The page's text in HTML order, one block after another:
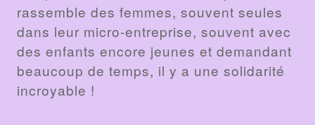
rassemble des femmes, souvent seules
dans leur micro-entreprise, souvent avec
des enfants encore jeunes et demandant
beaucoup de temps, il y a une solidarité
incroyable !